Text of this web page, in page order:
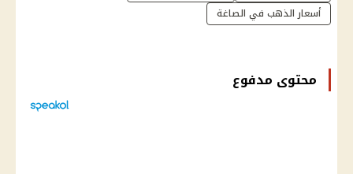
أسعار الذهب في الصاغة
محتوى مدفوع